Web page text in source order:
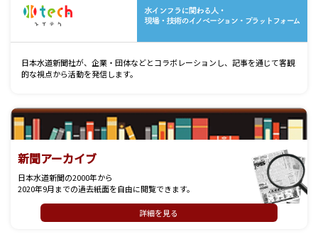
日本水道新聞社が、企業・団体などとコラボレーションし、記事を通じて客観
的な視点から活動を発信します。
新聞アーカイブ
日本水道新聞の2000年から
2020年9月までの過去紙面を自由に閲覧できます。
詳細を見る